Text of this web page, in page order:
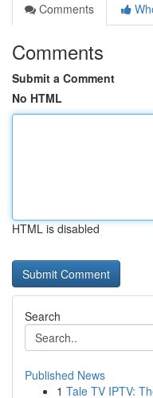
Comments
Comments
Submit a Comment
No HTML
HTML is disabled
Search
Published News
1 Tale TV IPTV: